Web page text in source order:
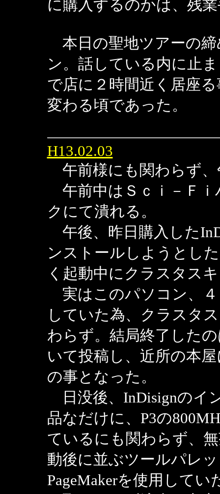
に購入するのかは、残
本日の聖地ツアーの締
ン。話している内に止
で店に２時間近く居座
変わる頃であった。
H13.02.03
午前様にも関わらず、
午前中はＳｃｉ－Ｆｉ
クにて潰れる。
午後、昨日購入した
ンストールしようとし
く起動中にクラスタス
実はこのパソコン、
していた為、クラスタ
わらず。結局終了した
いて投稿し、近所の本
の事となった。
日没後、InDisignのイ
品なだけに、P3の
ているにも関わらず、
動後に並ぶツールパレッ
PageMakerを使用して